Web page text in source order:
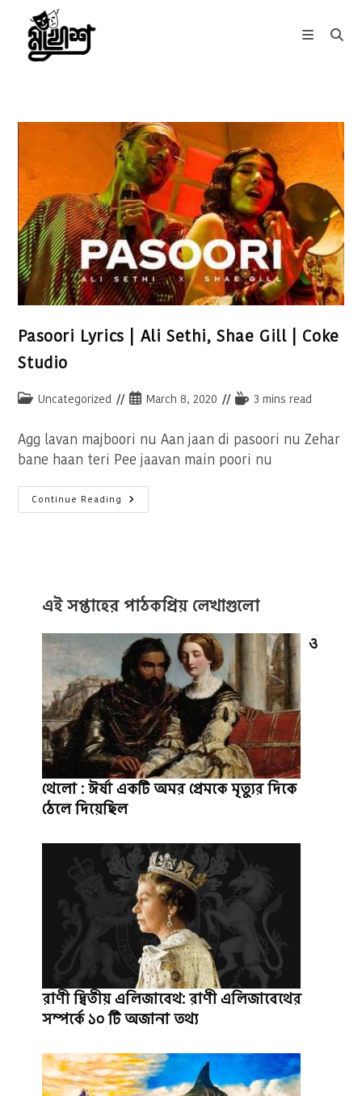
content
Pasoori Lyrics | Ali Sethi, Shae Gill | Coke
Studio
PostUncategorized
PostMarch 8, 2020
Reading3 mins read
Agg lavan majboori nu Aan jaan di pasoori nu Zehar
bane haan teri Pee jaavan main poori nu
Continue Reading Pasoori
Lyrics
Studio
এই সপ্তাহের পাঠকপ্রিয় লেখাগুলো
ও
থেলো : ঈর্ষা একটি অমর প্রেমকে মৃত্যুর দিকে
ঠেলে দিয়েছিল
রাণী দ্বিতীয় এলিজাবেথ: রাণী এলিজাবেথের
সম্পর্কে ১০ টি অজানা তথ্য